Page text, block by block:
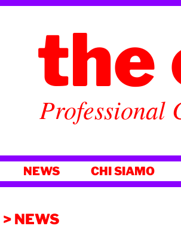
the
Professional
NEWS CHI SIAMO
> NEWS